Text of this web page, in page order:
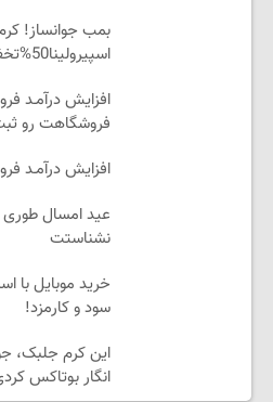
بمب جوانساز!
اسپیرولینا50%تخفیف
افزایش درآمـد
فروشگاهت رو
افزایش درآمـد
عید امسال
نشناستت
سود و کارمزد!
این کرم جلبک،
انگار بوتاکس